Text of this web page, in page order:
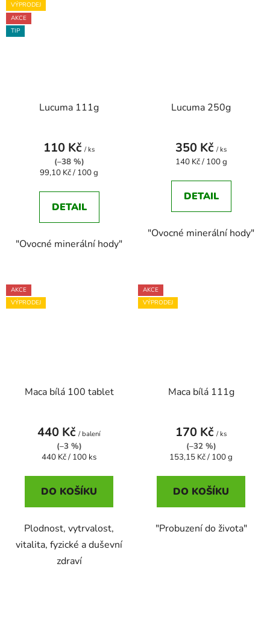
VÝPRODEJ
AKCE
TIP
Lucuma 111g
110 Kč / ks
(–38 %)
Měrná
99,10 Kč / 100 g
DETAIL
"Ovocné minerální hody"
Lucuma 250g
350 Kč / ks
Měrná
140 Kč / 100 g
DETAIL
"Ovocné minerální hody"
AKCE
VÝPRODEJ
Maca bílá 100 tablet
440 Kč / balení
(–3 %)
Měrná
440 Kč / 100 ks
DO KOŠÍKU
Plodnost, vytrvalost,
vitalita, fyzické a duševní
zdraví
AKCE
VÝPRODEJ
Maca bílá 111g
170 Kč / ks
(–32 %)
Měrná
153,15 Kč / 100 g
DO KOŠÍKU
"Probuzení do života"